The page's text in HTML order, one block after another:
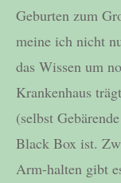
Geburten zum
meine ich nicht
das Wissen um
Krankenhaus
(selbst
Black Box ist.
Arm-halten gibt